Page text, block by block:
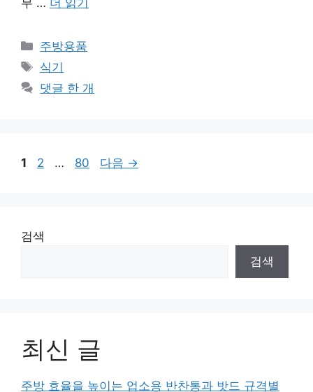
카
테
고
리
주방용품
태
그
식기
댓글 한 개
페
1
페
2 …
페
80 다음 →
검색
검색
최신 글
주방 효율을 높이는 업소용 반찬통과 밧드 규격별